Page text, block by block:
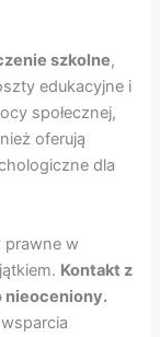
szkolne,
edukacyjne i
społecznej,
oferują
dla
prawne w
Kontakt z
nieoceniony.